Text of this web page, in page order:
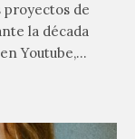
proyectos de
la década
Youtube,